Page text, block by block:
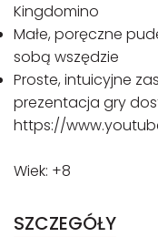
Kingdomino
Małe, poręczne
sobą wszędzie
Proste, intuicyjne
prezentacja gry
https://
Wiek: +8
SZCZEGÓŁY